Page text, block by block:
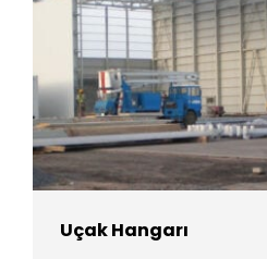
Uçak Hangarı